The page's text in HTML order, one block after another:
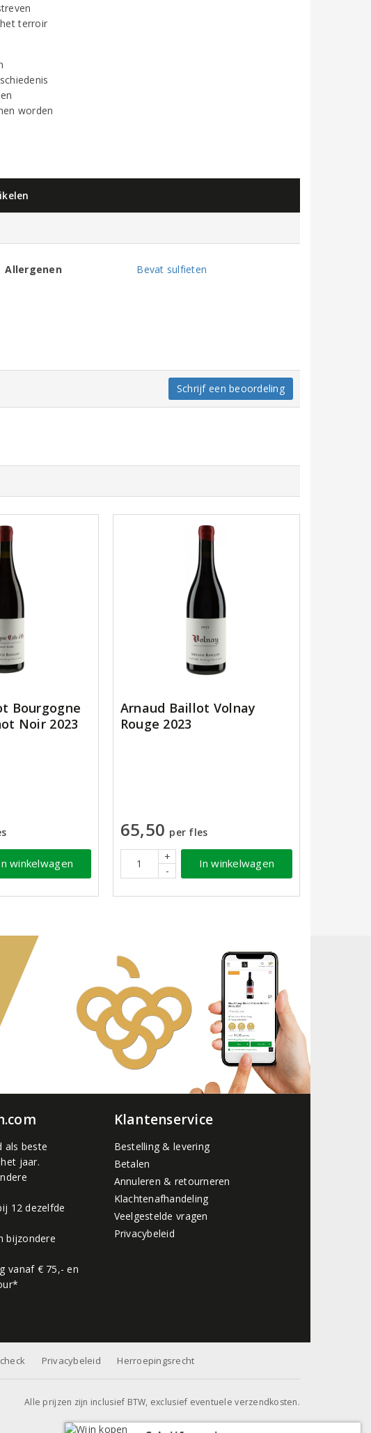
terroir
worden
Allergenen Bevat sulfieten
Schrijf een beoordeling
Bourgogne
Noir 2023
winkelwagen
Arnaud Baillot Volnay
Rouge 2023
65,50 per fles
+
-
In winkelwagen
als beste
jaar.
12 dezelfde
bijzondere
vanaf € 75,- en
Klantenservice
Bestelling & levering
Betalen
Annuleren & retourneren
Klachtenafhandeling
Veelgestelde vragen
Privacybeleid
Privacybeleid Herroepingsrecht
Alle prijzen zijn inclusief BTW, exclusief eventuele verzendkosten.